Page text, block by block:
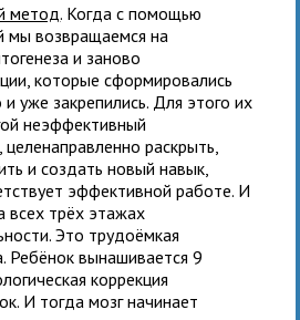
метод. Когда с помощью
мы возвращаемся на
и заново
которые сформировались
уже закрепились. Для этого их
неэффективный
раскрыть,
и создать новый навык,
эффективной работе. И
всех трёх этажах
Это трудоёмкая
Ребёнок вынашивается 9
коррекция
И тогда мозг начинает